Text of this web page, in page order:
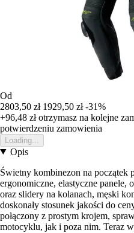
Od
2803,50 zł 1929,50 zł -31%
+96,48 złotrzymasz na kolejne
potwierdzeniu zamowienia
Loading...
Opis
Świetny kombinezon na początek
ergonomiczne, elastyczne panele,
oraz slidery na kolanach, męski
doskonały stosunek jakości do
połączony z prostym krojem,
motocyklu, jak i poza nim. Teraz